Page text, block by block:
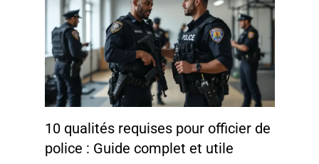
10 qualités requises pour officier de
police : Guide complet et utile